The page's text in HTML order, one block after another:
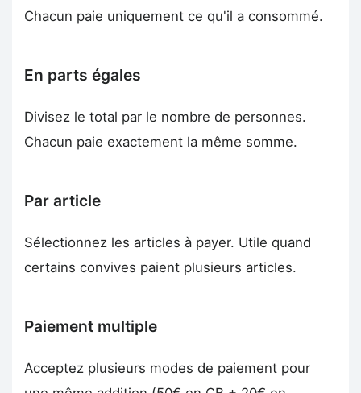
Chacun paie uniquement ce qu'il a consommé.
En parts égales
Divisez le total par le nombre de personnes.
Chacun paie exactement la même somme.
Par article
Sélectionnez les articles à payer. Utile quand
certains convives paient plusieurs articles.
Paiement multiple
Acceptez plusieurs modes de paiement pour